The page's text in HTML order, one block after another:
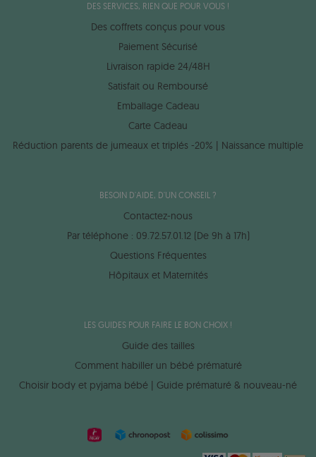
DES SERVICES, RIEN QUE POUR VOUS !
Des coffrets conçus pour vous
Paiement Sécurisé
Livraison rapide 24/48H
Satisfait ou Remboursé
Emballage Cadeau
Carte Cadeau
Réduction parents de jumeaux et triplés -20% | Naissance multiple
BESOIN D'AIDE, D'UN CONSEIL ?
Contactez-nous
Par téléphone : 09.72.57.01.12 (De 9h à 17h)
Questions Fréquentes
Hôpitaux et Maternités
LES GUIDES POUR FAIRE LE BON CHOIX !
Guide des tailles
Comment habiller un bébé prématuré
Choisir body et pyjama bébé | Guide prématuré & nouveau-né